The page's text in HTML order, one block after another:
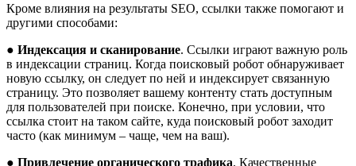
Кроме влияния на результаты SEO, ссылки также помогают и
другими способами:
● Индексация и сканирование. Ссылки играют важную роль
в индексации страниц. Когда поисковый робот обнаруживает
новую ссылку, он следует по ней и индексирует связанную
страницу. Это позволяет вашему контенту стать доступным
для пользователей при поиске. Конечно, при условии, что
ссылка стоит на таком сайте, куда поисковый робот заходит
часто (как минимум – чаще, чем на ваш).
● Привлечение органического трафика. Качественные